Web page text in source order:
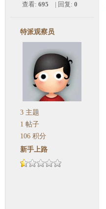
查看: 695 | 回复: 0
特派观察员
3 主题
1 帖子
106 积分
新手上路